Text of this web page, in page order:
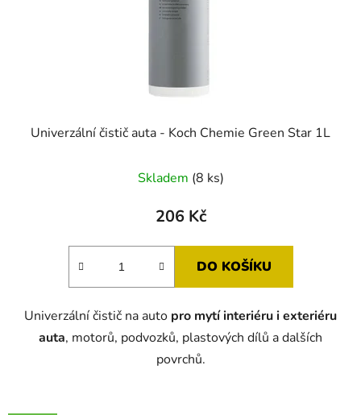
Univerzální čistič auta - Koch Chemie Green Star 1L
Skladem (8 ks)
206 Kč
DO KOŠÍKU
Univerzální čistič na auto pro mytí interiéru i exteriéru
auta, motorů, podvozků, plastových dílů a dalších
povrchů.